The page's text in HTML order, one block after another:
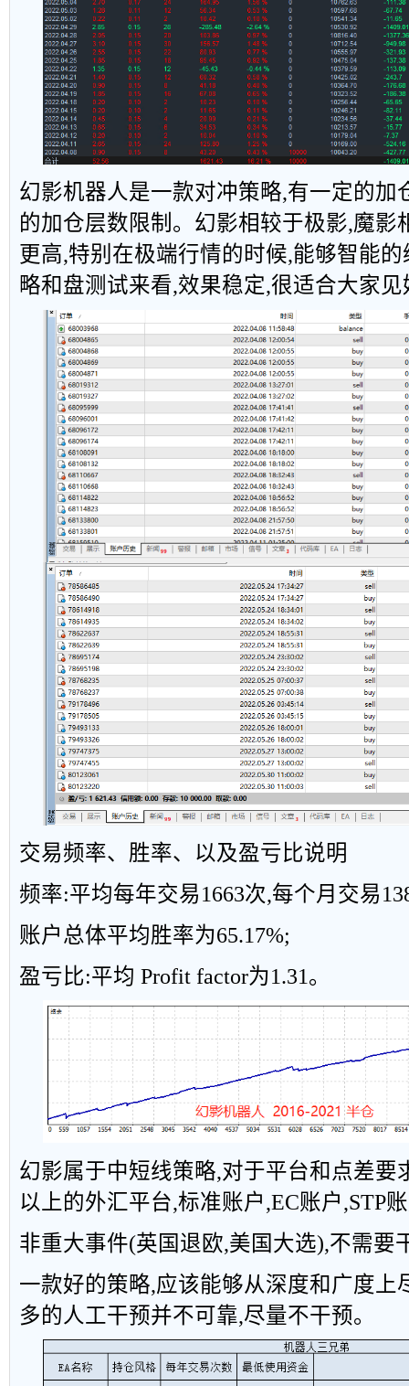
幻影机器人是一款对冲策略,有一定的加
的加仓层数限制。幻影相较于极影,魔影
更高,特别在极端行情的时候,能够智能
略和盘测试来看,效果稳定,很适合大家
交易频率、胜率、以及盈亏比说明
频率:平均每年交易1663次,每个月交易
账户总体平均胜率为65.17%;
盈亏比:平均 Profit factor为1.31。
幻影属于中短线策略,对于平台和点差要
以上的外汇平台,标准账户,EC账户,STP
非重大事件(英国退欧,美国大选),不需要
一款好的策略,应该能够从深度和广度上
多的人工干预并不可靠,尽量不干预。